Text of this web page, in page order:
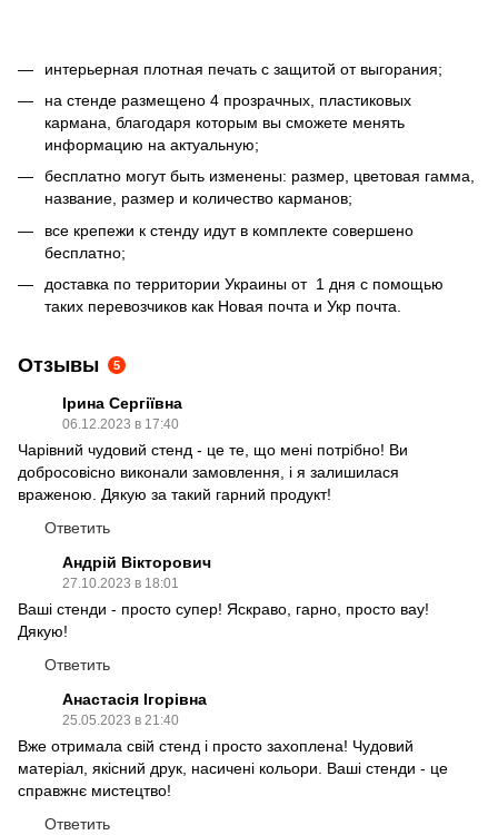
интерьерная плотная печать с защитой от выгорания;
на стенде размещено 4 прозрачных, пластиковых
кармана, благодаря которым вы сможете менять
информацию на актуальную;
бесплатно могут быть изменены: размер, цветовая гамма,
название, размер и количество карманов;
все крепежи к стенду идут в комплекте совершено
бесплатно;
доставка по территории Украины от 1 дня с помощью
таких перевозчиков как Новая почта и Укр почта.
Отзывы 5
Ірина Сергіївна
06.12.2023 в 17:40
Чарівний чудовий стенд - це те, що мені потрібно! Ви
добросовісно виконали замовлення, і я залишилася
враженою. Дякую за такий гарний продукт!
Ответить
Андрій Вікторович
27.10.2023 в 18:01
Ваші стенди - просто супер! Яскраво, гарно, просто вау!
Дякую!
Ответить
Анастасія Ігорівна
25.05.2023 в 21:40
Вже отримала свій стенд і просто захоплена! Чудовий
матеріал, якісний друк, насичені кольори. Ваші стенди - це
справжнє мистецтво!
Ответить